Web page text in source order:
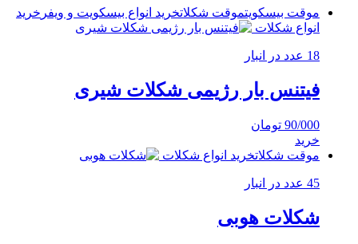
موقت بیسکویتموقت شکلاتخرید انواع بیسکویت و ویفر خرید
انواع شکلات
18 عدد در انبار
فیتنس بار رژیمی شکلات شیری
90/000 تومان
خرید
موقت شکلاتخرید انواع شکلات
45 عدد در انبار
شکلات هوبی